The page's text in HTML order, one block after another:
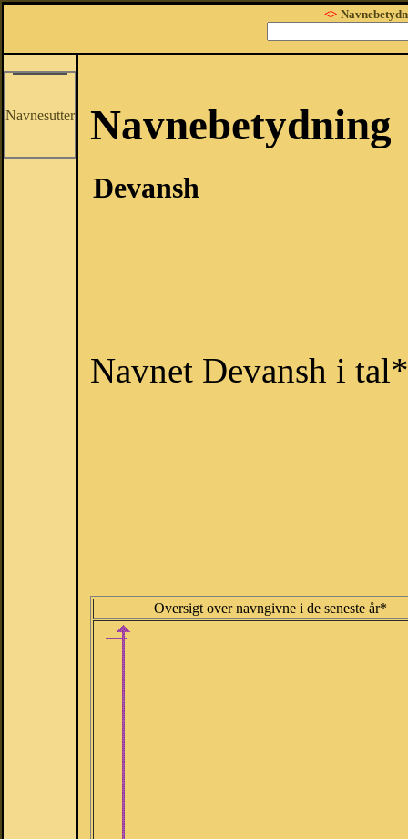
<>
Navnesutter Navnebetydning
Devansh
Navnet Devansh i tal*
Oversigt over navngivne i de seneste år*